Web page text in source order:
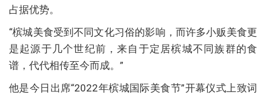
占据优势。
“槟城美食受到不同文化习俗的影响，而许多小贩美食更
是起源于几个世纪前，来自于定居槟城不同族群的食
谱，代代相传至今而成。”
他是今日出席“2022年槟城国际美食节”开幕仪式上致词